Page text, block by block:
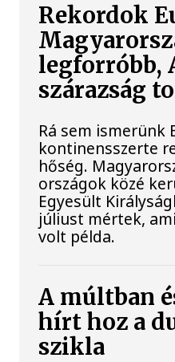
Rekordok
legforróbb,
szárazság
Rá sem ismerünk
kontinensszerte
hőség.
országok közé
Egyesült
júliust mértek,
volt példa.
A múltban
hírt hoz a
szikla